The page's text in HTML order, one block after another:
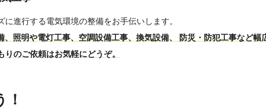
進行する電気環境の整備をお手伝いします。
、照明や電灯工事、空調設備工事、換気設備、 防災・防犯工事など幅
のご依頼はお気軽にどうぞ。